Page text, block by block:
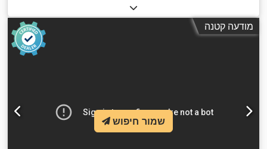
מודעה קטנה
שמור חיפוש